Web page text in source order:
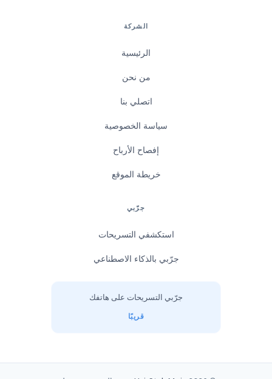
الشركة
الرئيسية
من نحن
اتصلي بنا
سياسة الخصوصية
إفصاح الأرباح
خريطة الموقع
جرّبي
استكشفي التسريحات
جرّبي بالذكاء الاصطناعي
جرّبي التسريحات على هاتفك
قريبًا